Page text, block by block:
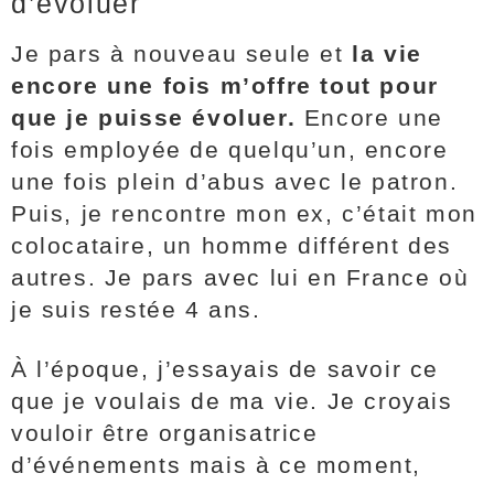
Je pars à nouveau seule et la vie
encore une fois m’offre tout pour
que je puisse évoluer. Encore une
fois employée de quelqu’un, encore
une fois plein d’abus avec le patron.
Puis, je rencontre mon ex, c’était mon
colocataire, un homme différent des
autres. Je pars avec lui en France où
je suis restée 4 ans.
À l’époque, j’essayais de savoir ce
que je voulais de ma vie. Je croyais
vouloir être organisatrice
d’événements mais à ce moment,